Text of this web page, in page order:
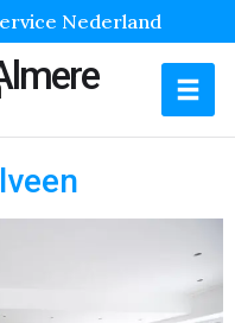
Nederland